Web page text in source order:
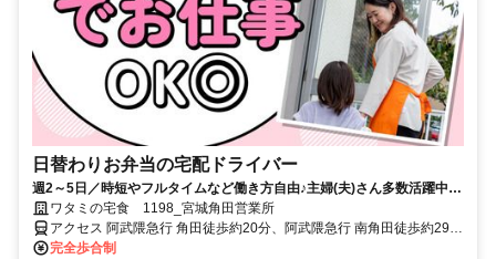
日替わりお弁当の宅配ドライバー
週2～5日／時短やフルタイムなど働き方自由♪主婦(夫)さん多数活躍中！
サポート体制バッチリなのでお子さんの行事でのお休みなども取りやす
い◎
ワタミの宅食 1198_宮城角田営業所
アクセス 阿武隈急行 角田徒歩約20分、阿武隈急行 南角田徒歩約29
分、阿武隈急行 横倉（宮城県）徒歩約43分
完全歩合制